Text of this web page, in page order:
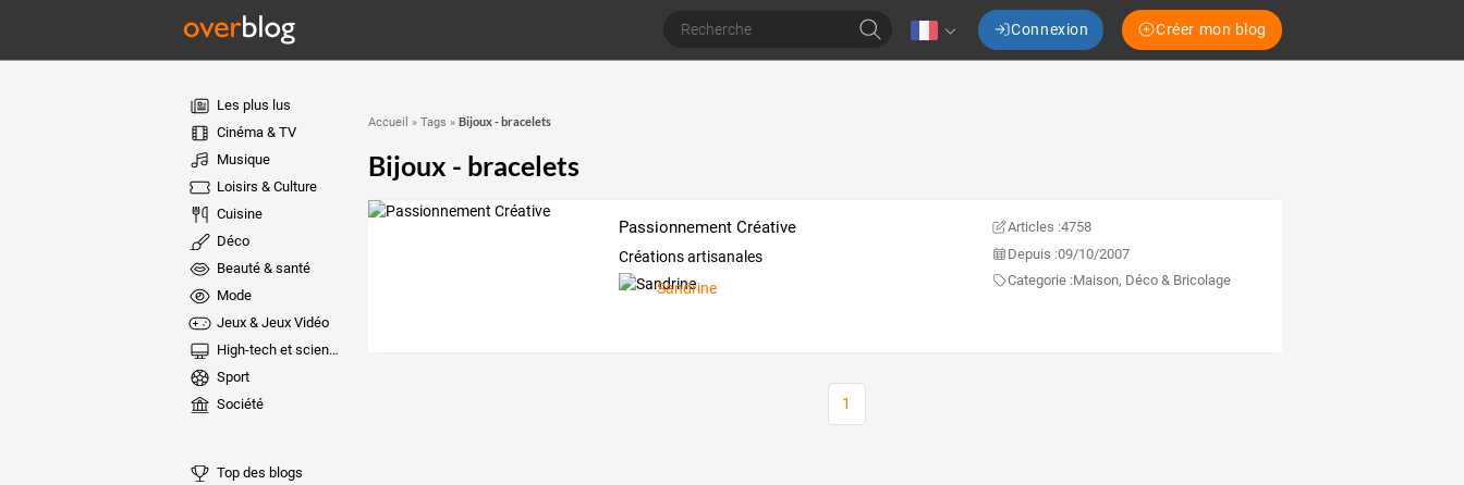
Connexion Créer mon blog
Les plus lus
Cinéma & TV
Musique
Loisirs & Culture
Cuisine
Déco
Beauté & santé
Mode
Jeux & Jeux Vidéo
High-tech et sciences
Sport
Société
Top des blogs
Accueil » Tags » Bijoux - bracelets
Bijoux - bracelets
Passionnement Créative
Créations artisanales
Sandrine
Articles :4758
Depuis :09/10/2007
Categorie :Maison, Déco & Bricolage
1